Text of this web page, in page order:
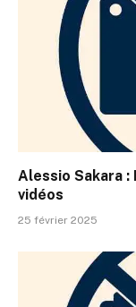
Alessio Sakara
vidéos
25 février 2025